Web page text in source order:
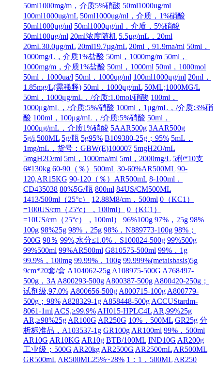
50ml1000mg/m，介质5%硝酸 50ml1000ug/ml
100ml1000ug/mL 50ml1000ug/ml，介质，1%硝酸
50ml1000μg/ml 50ml1000μg/ml，介质，5%硝酸
50ml100μg/ml 20ml浓度随机 5.5µg/mL，20ml
20mL30.0μg/mL 20ml19.7µg/mL 20ml，91.9ma/ml 50ml，
1000mg/L，介质1%盐酸 50ml，1000mg/m 50ml，
1000mg/m，介质1%盐酸 50ml，1000ml 50ml，1000mol
50ml，1000ua/l 50ml，1000ug/ml 100ml1000μg/ml 20ml，
1.85mg/L(需稀释) 50ml，1000μg/mL 50ML;1000MG/L
50ml，1000μg/mL，/介质:1.0mol/硝酸 100ml，
1000μg/mL，/介质:5%/硝酸 100ml，1μg/mL，/介质:3%硝
酸 100ml，100μg/mL，/介质:5%硝酸 50ml，
1000μg/mL，介质1%硝酸 5AAR500g 3AAR500g
5g/i,500ML 5g/瓶 5g95% B109380-25g；95% 5mL，
1mg/mL，货号：GBW(E)100007 5mgH2O/mL
5mgH2O/ml 5ml，1000ma/ml 5ml，2000mg/L 5种*10支
6#130kg 60-90（％）500mL 30-60%AR500ML 90-
120,AR15KG 90-120（％）AR500mL 8-100ml，
CD435038 80%5G/瓶 800ml 84US/CM500ML
1413/500ml（25°c）
12.88M8/cm，500ml 0（KC1）
=100US/cm（25°c），100ml）
0（KC1）
=10US/cm（25°c），100ml）
96%100g 97%，25g 98%
100g 98%25g 98%，25g 98%，N889773-100g 98%；
500G 98％ 99%,水分≤1.0%，S100824-500g 99%500g
99%500ml 99%AR500ml G810575-500ml 99%，1g
99.9%，100mg 99.99%，100g 99.999%(metalsbasis)5g
9cm*20套/盒 A104062-25g A108975-500G A768497-
500g，3A A800293-500g A800387-500g A800420-250g；
试剂级,97.0% A800656-500g A800715-100g A800779-
500g；98% A828329-1g A858448-500g ACCUStardm-
8061-1ml ACS,≥99.9% AH015-HPLC4L AR,99%25g
AR,≥98%25g AR100G AR250G 10%，500ML GR25g 分
析标准品，A103537-1g GR100g AR100ml 99%，500ml
AR10G AR10KG AR10g BTB/100ML IND10G AR200g
工业级；500G AR20kg AR2500G AR2500mL AR500ML
GR500mL AR500ML25%~28% 1：1，500ML AR250